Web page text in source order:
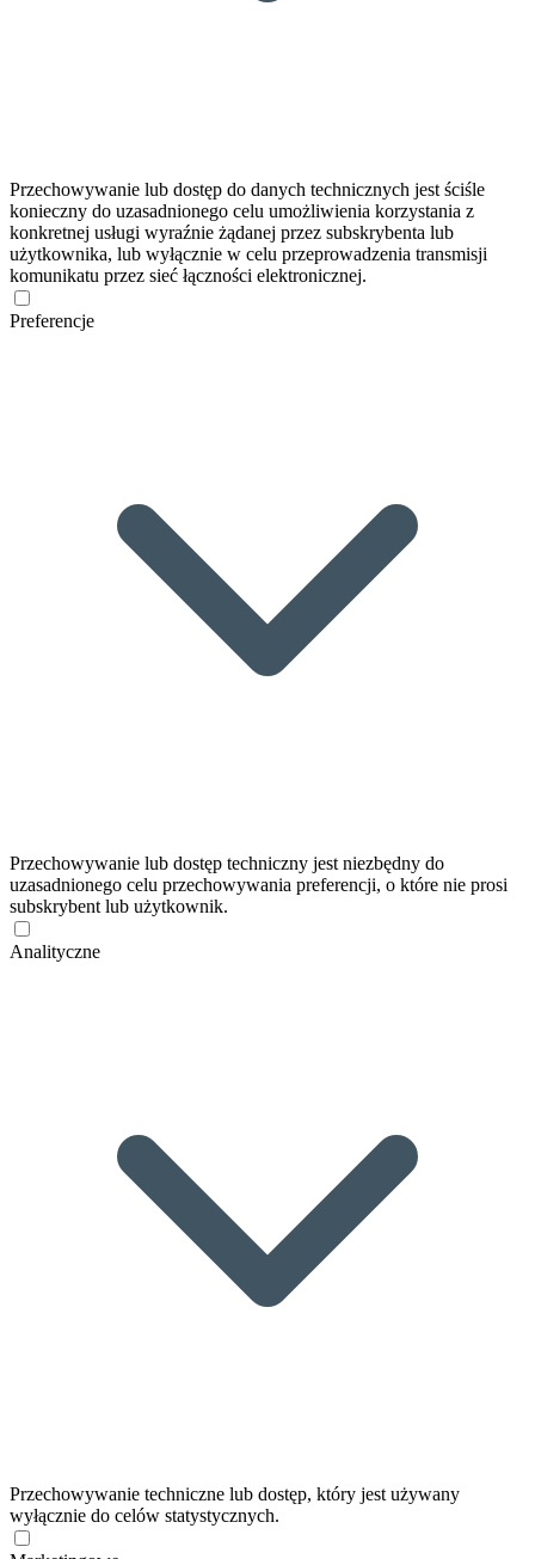
Przechowywanie lub dostęp do danych technicznych jest ściśle
konieczny do uzasadnionego celu umożliwienia korzystania z
konkretnej usługi wyraźnie żądanej przez subskrybenta lub
użytkownika, lub wyłącznie w celu przeprowadzenia transmisji
komunikatu przez sieć łączności elektronicznej.
Preferencje
Przechowywanie lub dostęp techniczny jest niezbędny do
uzasadnionego celu przechowywania preferencji, o które nie prosi
subskrybent lub użytkownik.
Analityczne
Przechowywanie techniczne lub dostęp, który jest używany
wyłącznie do celów statystycznych.